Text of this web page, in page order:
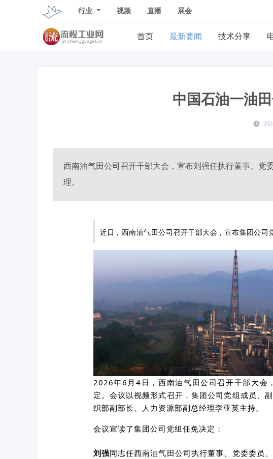
行业 视频 直播 展会
首页 最新要闻 技术分享
中国石油一油
西南油气田公司召开干部大会，宣布刘强任执行董事、党
理。
近日，西南油气田公司召开干部大会，宣布集团公司
2026年6月4日，西南油气田公司召开干部大会
定。会议以视频形式召开，集团公司党组成员、
织部副部长、人力资源部副总经理李亚英主持。
会议宣读了集团公司党组任免决定：
刘强同志任西南油气田公司执行董事、党委委员